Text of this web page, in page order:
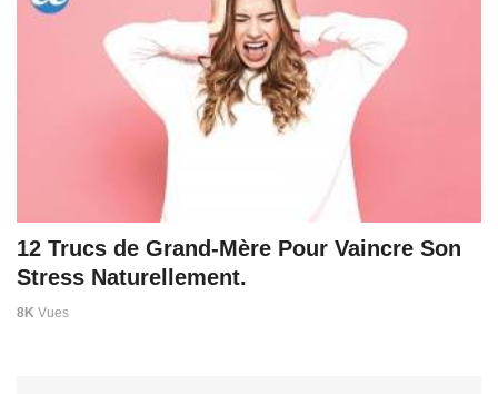
12 Trucs de Grand-Mère Pour Vaincre Son
Stress Naturellement.
8K Vues